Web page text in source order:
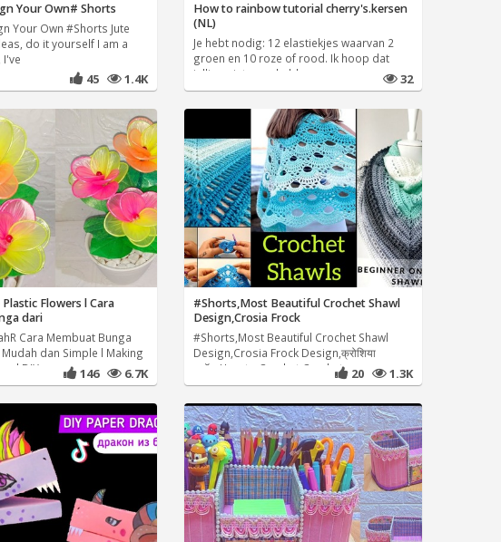
Your Own# Shorts
Your Own #Shorts Jute
do it yourself I am a
45 1.4K
How to rainbow tutorial cherry's.kersen
(NL)
Je hebt nodig: 12 elastiekjes waarvan 2
groen en 10 roze of rood. Ik hoop dat
jullie er iets van hebben
32
Flowers l Cara
dari
Cara Membuat Bunga
dan Simple l Making
l DIY
146 6.7K
#Shorts,Most Beautiful Crochet Shawl
Design,Crosia Frock
#Shorts,Most Beautiful Crochet Shawl
Design,Crosia Frock Design,क्रोशिया
फ्रॉक,How to Crochet,Crochet
20 1.3K